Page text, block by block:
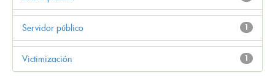
1
Servidor público
1
Victimización